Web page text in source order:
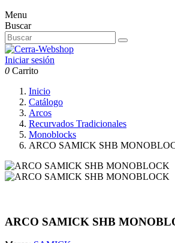
Menu
Buscar
Iniciar sesión
0 Carrito
Inicio
Catálogo
Arcos
Recurvados Tradicionales
Monoblocks
ARCO SAMICK SHB
ARCO SAMICK SHB